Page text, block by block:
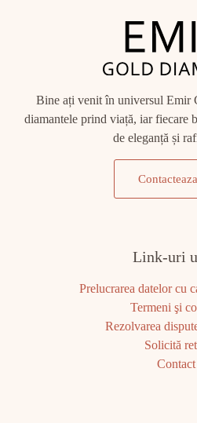
Bine ați venit în universul Emir
diamantele prind viață, iar fiecare
de eleganță și
Link-uri
Prelucrarea datelor cu
Termeni şi
Rezolvarea
Solicită
Contact